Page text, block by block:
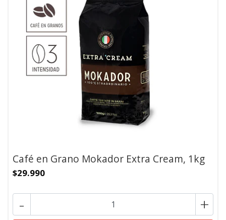
Café en Grano Mokador Extra Cream, 1kg
$29.990
- +